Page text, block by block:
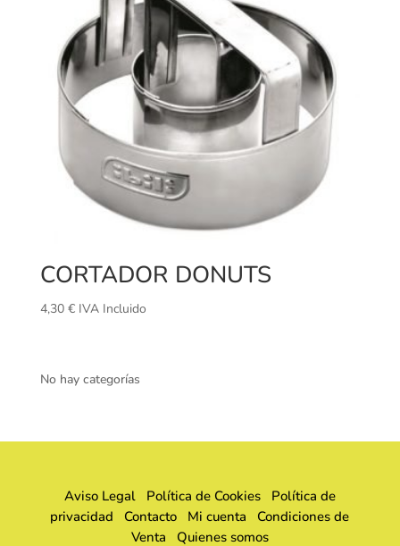
CORTADOR DONUTS
4,30 € IVA Incluido
No hay categorías
Aviso Legal Política de Cookies
Política de
privacidad
Contacto Mi cuenta
Condiciones de
Venta Quienes somos